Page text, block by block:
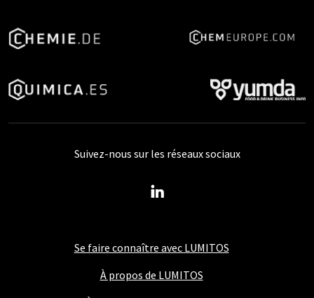
Se faire connaître avec LUMITOS
À propos de LUMITOS
Suivez-nous sur les réseaux sociaux